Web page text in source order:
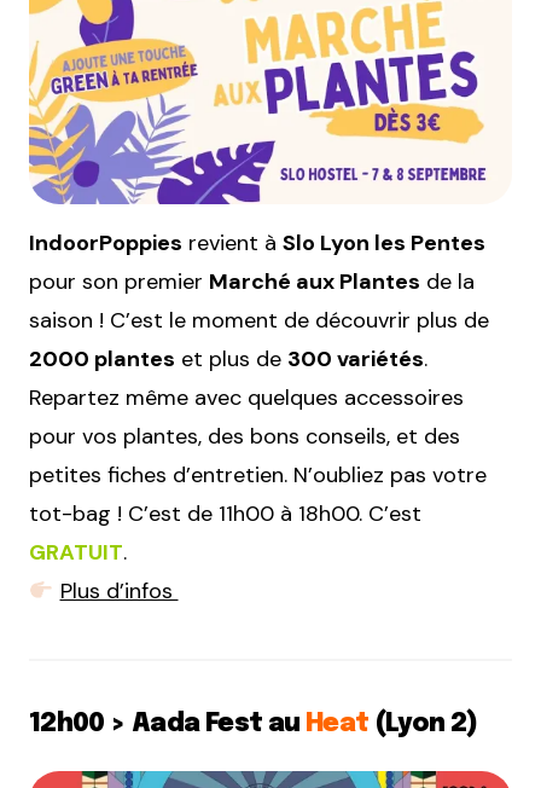
IndoorPoppies revient à Slo Lyon les Pentes
pour son premier Marché aux Plantes de la
saison ! C’est le moment de découvrir plus de
2000 plantes et plus de 300 variétés.
Repartez même avec quelques accessoires
pour vos plantes, des bons conseils, et des
petites fiches d’entretien. N’oubliez pas votre
tot-bag ! C’est de 11h00 à 18h00. C’est
GRATUIT.
Plus d’infos
12h00 > Aada Fest au Heat (Lyon 2)